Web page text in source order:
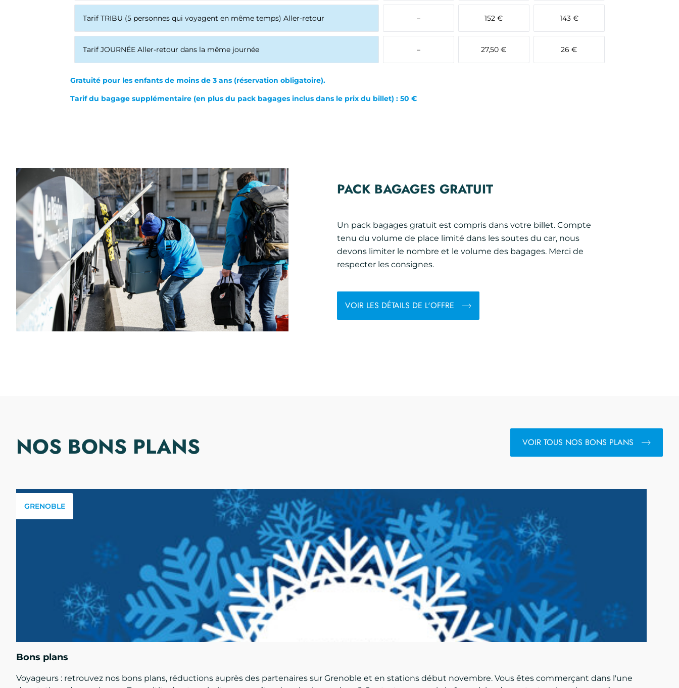
Tarif TRIBU (5 personnes qui voyagent en même temps) Aller-retour – 152 € 143 €
Tarif JOURNÉE Aller-retour dans la même journée – 27,50 € 26 €
Gratuité pour les enfants de moins de 3 ans (réservation obligatoire).
Tarif du bagage supplémentaire (en plus du pack bagages inclus dans le prix du billet) : 50 €
PACK BAGAGES GRATUIT
Un pack bagages gratuit est compris dans votre billet. Compte
tenu du volume de place limité dans les soutes du car, nous
devons limiter le nombre et le volume des bagages. Merci de
respecter les consignes.
VOIR LES DÉTAILS DE L'OFFRE
NOS BONS PLANS VOIR TOUS NOS BONS PLANS
GRENOBLE
Bons plans
Voyageurs : retrouvez nos bons plans, réductions auprès des partenaires sur Grenoble et en stations début novembre. Vous êtes commerçant dans l'une